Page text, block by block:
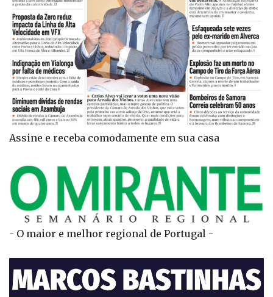
Assine e receba comodamente em sua casa
- O maior e melhor regional de Portugal -